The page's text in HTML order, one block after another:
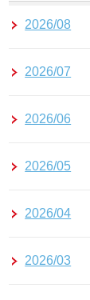
2026/08
2026/07
2026/06
2026/05
2026/04
2026/03